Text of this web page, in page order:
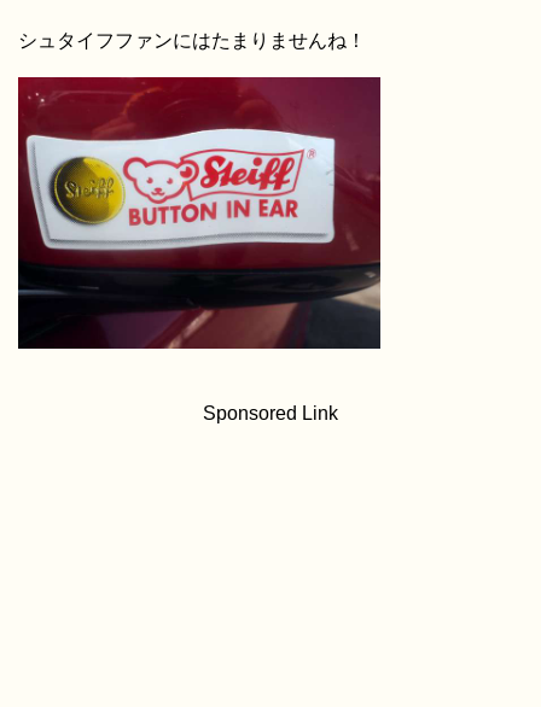
シュタイフファンにはたまりませんね！
Sponsored Link